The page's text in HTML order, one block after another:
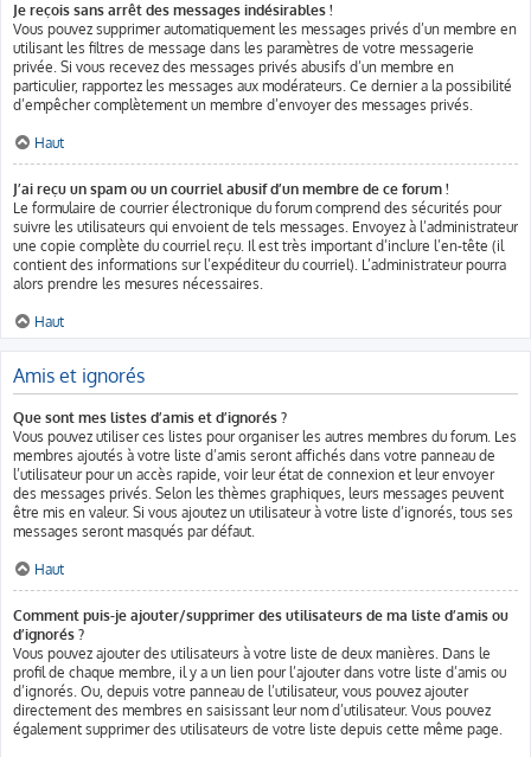
Je reçois sans arrêt des messages indésirables !
Vous pouvez supprimer automatiquement les messages privés d’un membre en
utilisant les filtres de message dans les paramètres de votre messagerie
privée. Si vous recevez des messages privés abusifs d’un membre en
particulier, rapportez les messages aux modérateurs. Ce dernier a la possibilité
d’empêcher complètement un membre d’envoyer des messages privés.
Haut
J’ai reçu un spam ou un courriel abusif d’un membre de ce forum !
Le formulaire de courrier électronique du forum comprend des sécurités pour
suivre les utilisateurs qui envoient de tels messages. Envoyez à l’administrateur
une copie complète du courriel reçu. Il est très important d’inclure l’en-tête (il
contient des informations sur l’expéditeur du courriel). L’administrateur pourra
alors prendre les mesures nécessaires.
Haut
Amis et ignorés
Que sont mes listes d’amis et d’ignorés ?
Vous pouvez utiliser ces listes pour organiser les autres membres du forum. Les
membres ajoutés à votre liste d’amis seront affichés dans votre panneau de
l’utilisateur pour un accès rapide, voir leur état de connexion et leur envoyer
des messages privés. Selon les thèmes graphiques, leurs messages peuvent
être mis en valeur. Si vous ajoutez un utilisateur à votre liste d’ignorés, tous ses
messages seront masqués par défaut.
Haut
Comment puis-je ajouter/supprimer des utilisateurs de ma liste d’amis ou
d’ignorés ?
Vous pouvez ajouter des utilisateurs à votre liste de deux manières. Dans le
profil de chaque membre, il y a un lien pour l’ajouter dans votre liste d’amis ou
d’ignorés. Ou, depuis votre panneau de l’utilisateur, vous pouvez ajouter
directement des membres en saisissant leur nom d’utilisateur. Vous pouvez
également supprimer des utilisateurs de votre liste depuis cette même page.